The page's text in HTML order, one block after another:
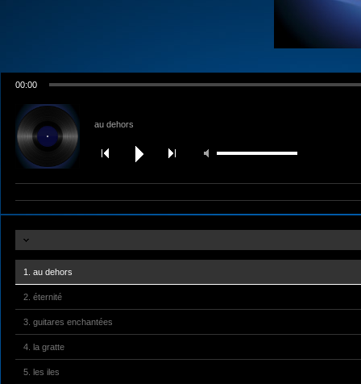
00:00
au dehors
1. au dehors
2. éternité
3. guitares enchantées
4. la gratte
5. les iles